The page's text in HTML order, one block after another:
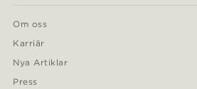
Om oss
Karriär
Nya Artiklar
Press